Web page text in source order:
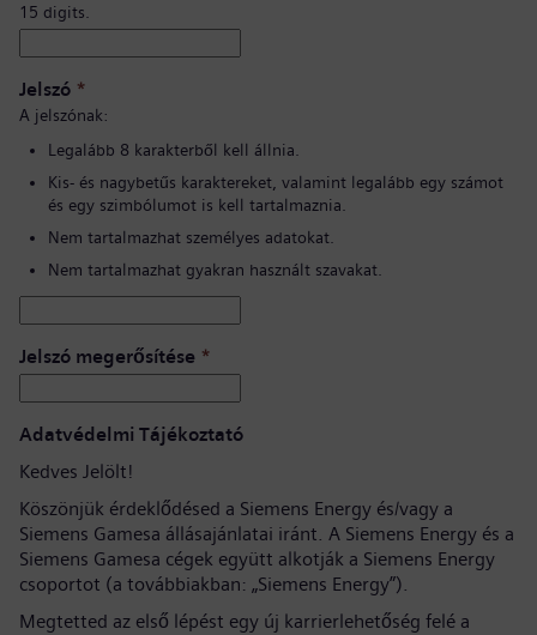
15 digits.
Jelszó *
A jelszónak:
Legalább 8 karakterből kell állnia.
Kis- és nagybetűs karaktereket, valamint legalább egy számot
és egy szimbólumot is kell tartalmaznia.
Nem tartalmazhat személyes adatokat.
Nem tartalmazhat gyakran használt szavakat.
Jelszó megerősítése *
Adatvédelmi Tájékoztató
Kedves Jelölt!
Köszönjük érdeklődésed a Siemens Energy és/vagy a
Siemens Gamesa állásajánlatai iránt. A Siemens Energy és a
Siemens Gamesa cégek együtt alkotják a Siemens Energy
csoportot (a továbbiakban: „Siemens Energy”).
Megtetted az első lépést egy új karrierlehetőség felé a